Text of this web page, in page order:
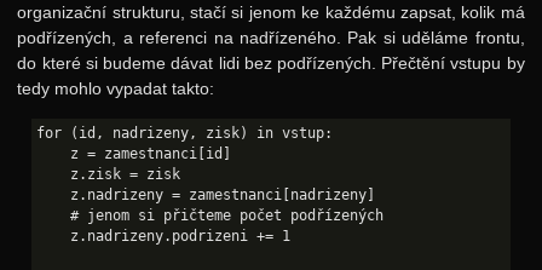
organizační strukturu, stačí si jenom ke každému zapsat, kolik má
podřízených, a referenci na nadřízeného. Pak si uděláme frontu,
do které si budeme dávat lidi bez podřízených. Přečtění vstupu by
tedy mohlo vypadat takto:
for (id, nadrizeny, zisk) in vstup:
    z = zamestnanci[id]
    z.zisk = zisk
    z.nadrizeny = zamestnanci[nadrizeny]
    # jenom si přičteme počet podřízených
    z.nadrizeny.podrizeni += 1